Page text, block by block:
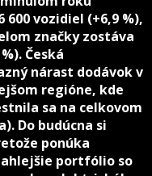
vozidiel (+6,9 %),
značky zostáva
Česká
nárast dodávok v
regióne, kde
sa na celkovom
Do budúcna si
ponúka
portfólio so